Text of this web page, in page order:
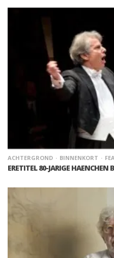
ACHTERGROND BINNENKORT
ERETITEL 80-JARIGE HAENCHEN